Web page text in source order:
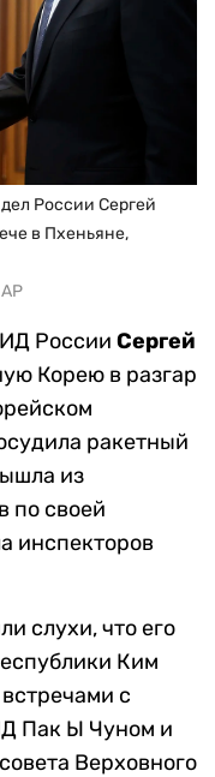
России Сергей
в Пхеньяне,
России Сергей
Корею в разгар
ракетный
из
по своей
инспекторов
слухи, что его
Ким
с
Пак Ы Чуном и
Верховного